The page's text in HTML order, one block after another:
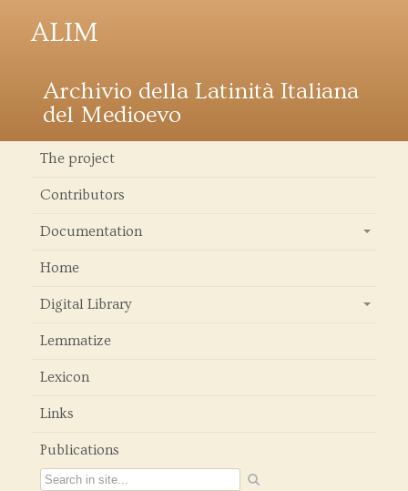
ALIM
Archivio della Latinità Italiana
del Medioevo
The project
Contributors
Documentation
Home
Digital Library
Lemmatize
Lexicon
Links
Publications